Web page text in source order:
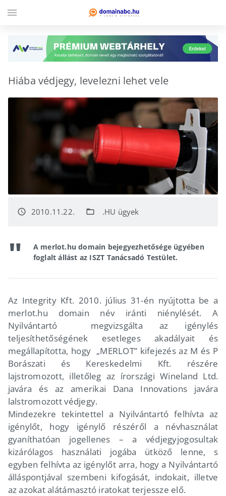
Hiába védjegy, levelezni lehet vele
access_time 2010.11.22. folder_open .HU ügyek
A merlot.hu domain bejegyezhetősége ügyében
foglalt állást az ISZT Tanácsadó Testület.
Az Integrity Kft. 2010. július 31-én nyújtotta be a
merlot.hu domain név iránti niénylését. A
Nyilvántartó megvizsgálta az igénylés
teljesíthetőségének esetleges akadályait és
megállapította, hogy „MERLOT” kifejezés az M és P
Borászati és Kereskedelmi Kft. részére
lajstromozott, illetőleg az írországi Wineland Ltd.
javára és az amerikai Dana Innovations javára
lalstromozott védjegy.
Mindezekre tekintettel a Nyilvántartó felhívta az
igénylőt, hogy igénylő részéről a névhasználat
gyaníthatóan jogellenes – a védjegyjogosultak
kizárólagos használati jogába ütköző lenne, s
egyben felhívta az igénylőt arra, hogy a Nyilvántartó
álláspontjával szembeni kifogását, indokait, illetve
az azokat alátámasztó iratokat terjessze elő.
menu